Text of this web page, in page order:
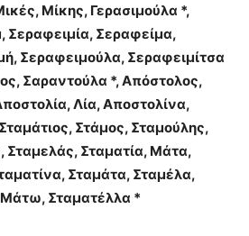
Μίκης, Γερασιμούλα *,
Σεραφειμία, Σεραφείμα,
Σεραφειμούλα, Σεραφειμίτσα
Σαραντούλα *, Απόστολος,
Λία, Αποστολίνα,
Στάμος, Σταμούλης,
Σταμελάς, Σταματία, Μάτα,
Σταμάτα, Σταμέλα,
Σταματέλλα *